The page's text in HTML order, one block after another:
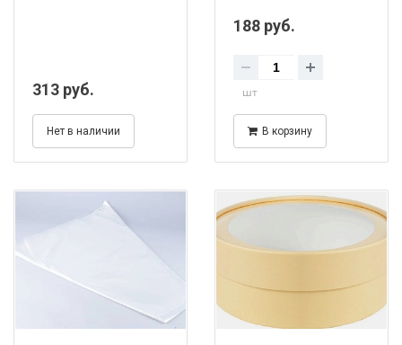
313 руб.
Нет в наличии
188 руб.
шт
В корзину